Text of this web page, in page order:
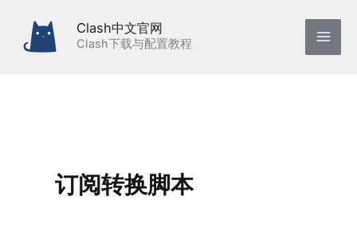
Clash中文官网
Clash下载与配置教程
订阅转换脚本